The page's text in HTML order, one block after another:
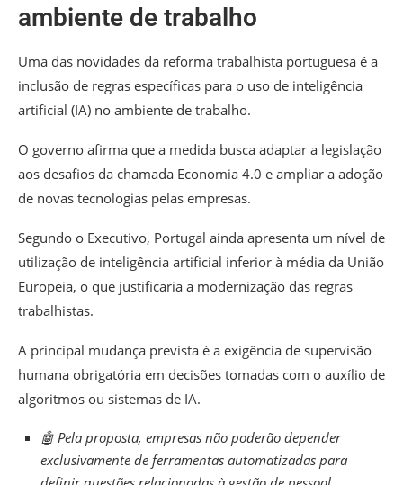
ambiente de trabalho
Uma das novidades da reforma trabalhista portuguesa é a
inclusão de regras específicas para o uso de inteligência
artificial (IA) no ambiente de trabalho.
O governo afirma que a medida busca adaptar a legislação
aos desafios da chamada Economia 4.0 e ampliar a adoção
de novas tecnologias pelas empresas.
Segundo o Executivo, Portugal ainda apresenta um nível de
utilização de inteligência artificial inferior à média da União
Europeia, o que justificaria a modernização das regras
trabalhistas.
A principal mudança prevista é a exigência de supervisão
humana obrigatória em decisões tomadas com o auxílio de
algoritmos ou sistemas de IA.
🤖 Pela proposta, empresas não poderão depender
exclusivamente de ferramentas automatizadas para